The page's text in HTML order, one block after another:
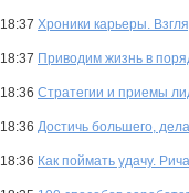
18:37 Хроники карьеры.
18:37 Приводим жизнь в
18:36 Стратегии и приемы
18:36 Достичь большего,
18:36 Как поймать удачу.